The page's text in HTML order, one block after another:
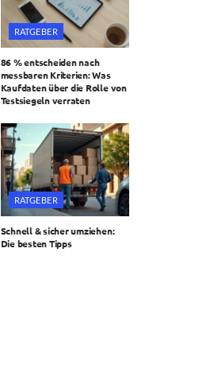
RATGEBER
86 % entscheiden nach
messbaren Kriterien: Was
Kaufdaten über die Rolle von
Testsiegeln verraten
RATGEBER
Schnell & sicher umziehen:
Die besten Tipps